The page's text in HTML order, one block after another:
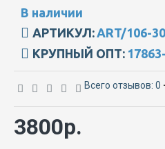
В наличии
АРТИКУЛ: ART/106-
КРУПНЫЙ ОПТ:
Всего отзывов: 0
3800р.